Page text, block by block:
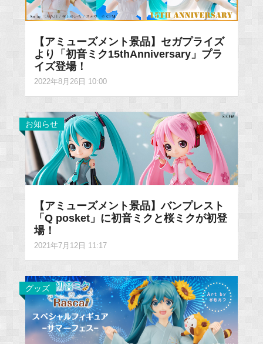
【アミューズメント景品】セガプライズ
より「初音ミク15thAnniversary」プラ
イズ登場！
2022年8月26日 10:00
お知らせ
【アミューズメント景品】バンプレスト
「Q posket」に初音ミクと桜ミクが初登
場！
2021年7月12日 11:17
グッズ